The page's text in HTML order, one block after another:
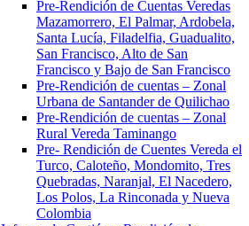
Pre-Rendición de Cuentas Veredas
Mazamorrero, El Palmar, Ardobela,
Santa Lucía, Filadelfia, Guadualito,
San Francisco, Alto de San
Francisco y Bajo de San Francisco
Pre-Rendición de cuentas – Zonal
Urbana de Santander de Quilichao
Pre-Rendición de cuentas – Zonal
Rural Vereda Taminango
Pre- Rendición de Cuentes Vereda el
Turco, Caloteño, Mondomito, Tres
Quebradas, Naranjal, El Nacedero,
Los Polos, La Rinconada y Nueva
Colombia